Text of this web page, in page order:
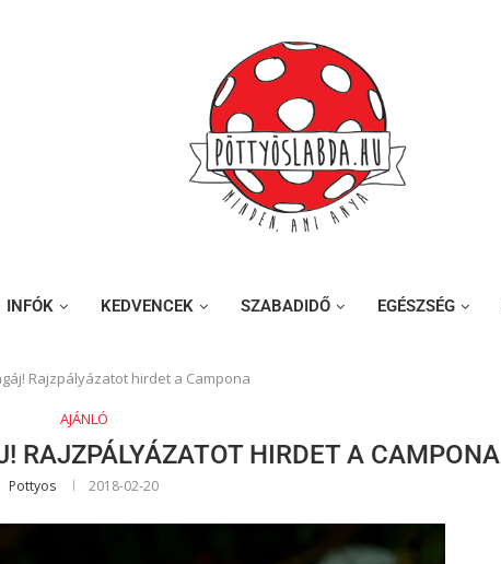
INFÓK KEDVENCEK SZABADIDŐ EGÉSZSÉG
Rajzpályázatot hirdet a Campona
AJÁNLÓ
RAJZPÁLYÁZATOT HIRDET A CAMPONA
Pottyos 2018-02-20